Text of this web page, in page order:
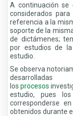
A continuación se
considerados
referencia a la
soporte de la
de dictámenes;
por estudios de
estudio.
Se observa
los procesos
estudio, pues
corresponderse
obtenidos durante